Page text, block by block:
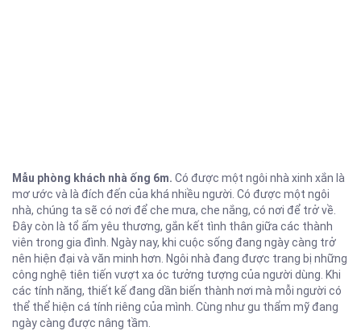
Mẫu phòng khách nhà ống 6m. Có được một ngôi nhà xinh xắn là
mơ ước và là đích đến của khá nhiều người. Có được một ngôi
nhà, chúng ta sẽ có nơi để che mưa, che nắng, có nơi để trở về.
Đây còn là tổ ấm yêu thương, gắn kết tình thân giữa các thành
viên trong gia đình. Ngày nay, khi cuộc sống đang ngày càng trở
nên hiện đại và văn minh hơn. Ngôi nhà đang được trang bị những
công nghệ tiên tiến vượt xa óc tưởng tượng của người dùng. Khi
các tính năng, thiết kế đang dần biến thành nơi mà mỗi người có
thể thể hiện cá tính riêng của mình. Cùng như gu thẩm mỹ đang
ngày càng được nâng tầm.